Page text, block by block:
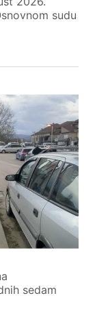
sudu
sedam